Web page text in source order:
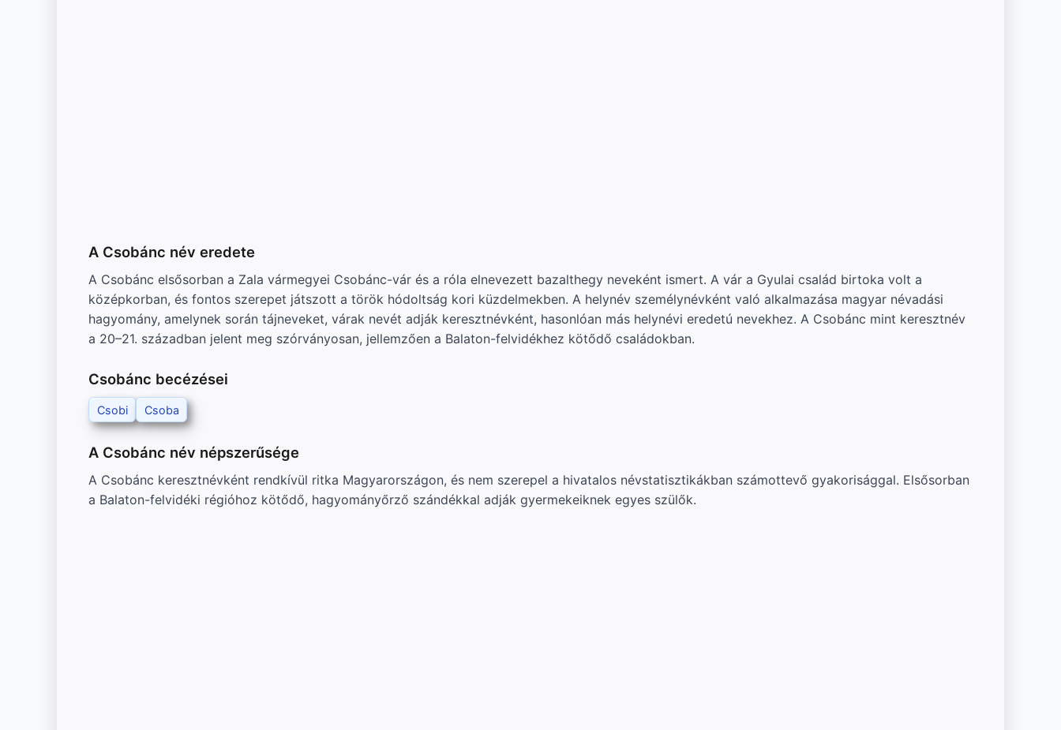
A Csobánc név eredete
A Csobánc elsősorban a Zala vármegyei Csobánc-vár és a róla elnevezett bazalthegy neveként ismert. A vár a Gyulai család birtoka volt a
középkorban, és fontos szerepet játszott a török hódoltság kori küzdelmekben. A helynév személynévként való alkalmazása magyar névadási
hagyomány, amelynek során tájneveket, várak nevét adják keresztnévként, hasonlóan más helynévi eredetú nevekhez. A Csobánc mint keresztnév
a 20–21. században jelent meg szórványosan, jellemzően a Balaton-felvidékhez kötődő családokban.
Csobánc becézései
Csobi Csoba
A Csobánc név népszerűsége
A Csobánc keresztnévként rendkívül ritka Magyarországon, és nem szerepel a hivatalos névstatisztikákban számottevő gyakorisággal. Elsősorban
a Balaton-felvidéki régióhoz kötődő, hagyományőrző szándékkal adják gyermekeiknek egyes szülők.